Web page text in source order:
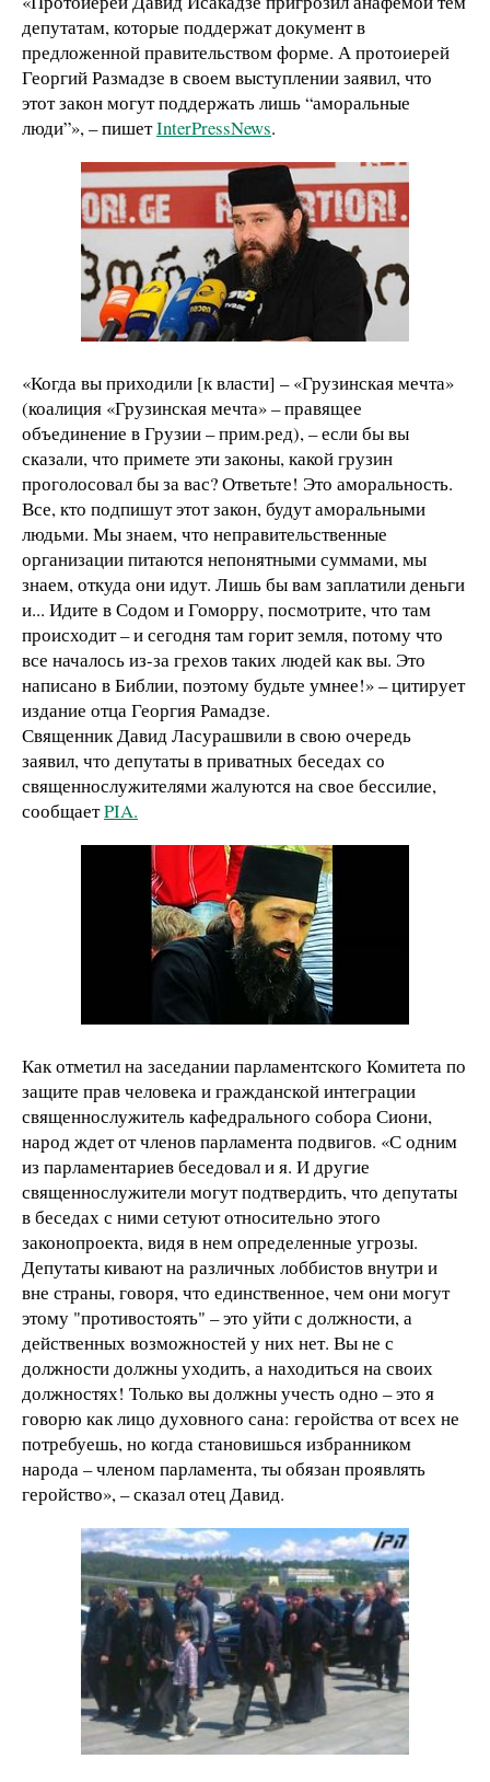
депутатам, которые поддержат документ в
предложенной правительством форме. А протоиерей
Георгий Размадзе в своем выступлении заявил, что
этот закон могут поддержать лишь “аморальные
люди”», – пишетInterPressNews.
«Когда вы приходили [к власти] – «Грузинская мечта»
(коалиция «Грузинская мечта» – правящее
объединение в Грузии – прим.ред), – если бы вы
сказали, что примете эти законы, какой грузин
проголосовал бы за вас? Ответьте! Это аморальность.
Все, кто подпишут этот закон, будут аморальными
людьми. Мы знаем, что неправительственные
организации питаются непонятными суммами, мы
знаем, откуда они идут. Лишь бы вам заплатили деньги
и... Идите в Содом и Гоморру, посмотрите, что там
происходит – и сегодня там горит земля, потому что
все началось из-за грехов таких людей как вы. Это
написано в Библии, поэтому будьте умнее!» – цитирует
издание отца Георгия Рамадзе.
Священник Давид Ласурашвили в свою очередь
заявил, что депутаты в приватных беседах со
священнослужителями жалуются на свое бессилие,
сообщаетPIA.
Как отметил на заседании парламентского Комитета по
защите прав человека и гражданской интеграции
священнослужитель кафедрального собора Сиони,
народ ждет от членов парламента подвигов. «С одним
из парламентариев беседовал и я. И другие
священнослужители могут подтвердить, что депутаты
в беседах с ними сетуют относительно этого
законопроекта, видя в нем определенные угрозы.
Депутаты кивают на различных лоббистов внутри и
вне страны, говоря, что единственное, чем они могут
этому "противостоять" – это уйти с должности, а
действенных возможностей у них нет. Вы не с
должности должны уходить, а находиться на своих
должностях! Только вы должны учесть одно – это я
говорю как лицо духовного сана: геройства от всех не
потребуешь, но когда становишься избранником
народа – членом парламента, ты обязан проявлять
геройство», – сказал отец Давид.